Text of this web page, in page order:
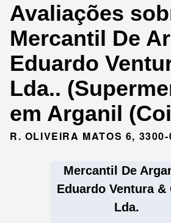
Avaliações
Mercantil De
Eduardo
Lda..
em Arganil
R. OLIVEIRA MATOS 6,
Mercantil De
Eduardo Ventura &
Lda.